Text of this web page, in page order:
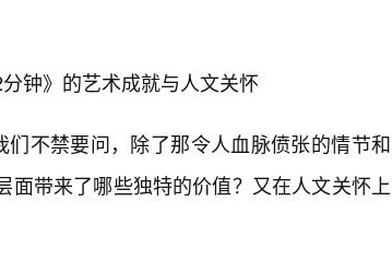
钟》的艺术成就与人文关怀
不禁要问，除了那令人血脉偾张的情节和
带来了哪些独特的价值？又在人文关怀上